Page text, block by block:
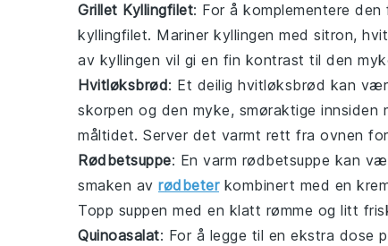
Grillet Kyllingfilet: For å komplementere den
kyllingfilet. Mariner kyllingen med sitron,
av kyllingen vil gi en fin kontrast til den
Hvitløksbrød: Et deilig hvitløksbrød kan
skorpen og den myke, smøraktige innsiden
måltidet. Server det varmt rett fra ovnen
Rødbetsuppe: En varm rødbetsuppe kan
smaken av rødbeterkombinert med en
Topp suppen med en klatt rømme og litt
Quinoasalat: For å legge til en ekstra dose